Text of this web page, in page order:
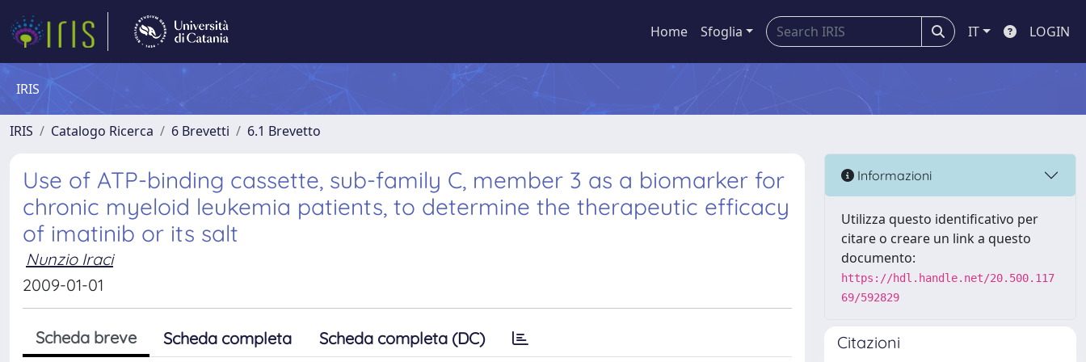
Home Sfoglia IT LOGIN
IRIS
IRIS Catalogo Ricerca 6 Brevetti 6.1 Brevetto
Use of ATP-binding cassette, sub-family C, member 3 as a biomarker for
chronic myeloid leukemia patients, to determine the therapeutic efficacy
of imatinib or its salt
Nunzio Iraci
2009-01-01
Scheda breve Scheda completa Scheda completa (DC)
Informazioni
Utilizza questo identificativo per
citare o creare un link a questo
documento:
https://hdl.handle.net/20.500.117
69/592829
Citazioni